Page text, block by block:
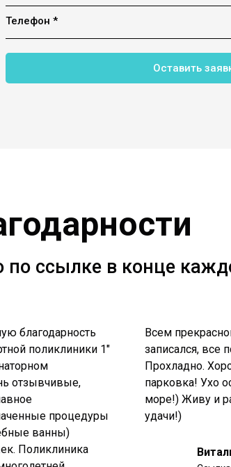
Телефон *
Оставить
ссылке в конце
благодарность
поликлиники 1"
отзывчивые,
процедуры
ванны)
Поликлиника
Всем
записался, все
Прохладно.
парковка! Ухо
море!) Живу и
удачи!)